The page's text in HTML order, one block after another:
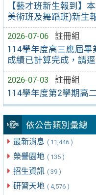
【藝才班新生報到】
美術班及舞蹈班)新生
2026-07-06
註冊組
114學年度高三應屆
成績已計算完成，請
2026-07-03
註冊組
114學年度第2學期高
依公告類別彙總
最新消息 ( 11,446 )
榮譽園地 ( 135 )
招生資訊 ( 39 )
研習天地 ( 4,576 )